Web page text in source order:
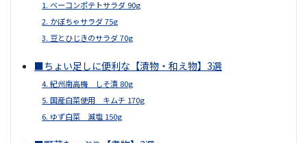
1. ベーコンポテトサラダ 90g
2. かぼちゃサラダ 75g
3. 豆とひじきのサラダ 70g
■ちょい足しに便利な【漬物・和え物】3選
4. 紀州南高梅 しそ漬 80g
5. 国産白菜使用 キムチ 170g
6. ゆず白菜 減塩 150g